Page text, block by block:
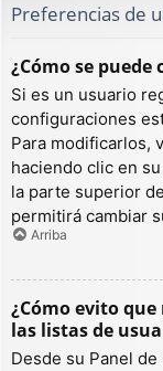
Preferencias de
¿Cómo se
Si es un usuario
configuraciones
Para modificarlos,
haciendo clic en
la parte superior
permitirá cambiar
Arriba
¿Cómo evito
las listas de
Desde su Panel